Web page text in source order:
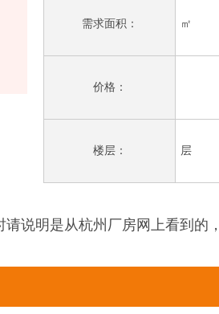
需求面积： ㎡
价格：
楼层： 层
请说明是从杭州厂房网上看到的